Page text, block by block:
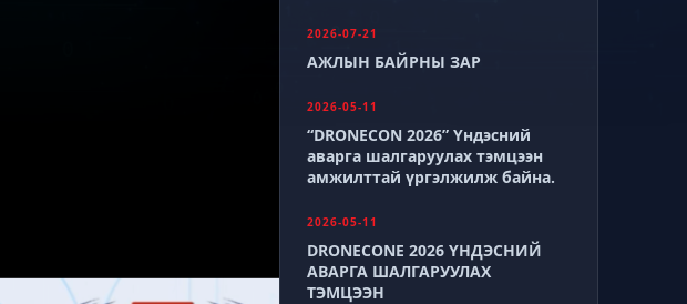
2026-07-21
АЖЛЫН БАЙРНЫ ЗАР
2026-05-11
“DRONECON 2026” Үндэсний
аварга шалгаруулах тэмцээн
амжилттай үргэлжилж байна.
2026-05-11
DRONECONE 2026 ҮНДЭСНИЙ
АВАРГА ШАЛГАРУУЛАХ
ТЭМЦЭЭН